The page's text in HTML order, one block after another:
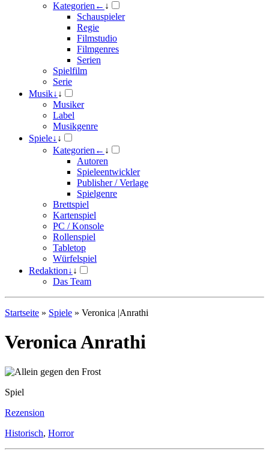
Kategorien ← ↓
Schauspieler
Regie
Filmstudio
Filmgenres
Serien
Spielfilm
Serie
Musik↓ ↓
Musiker
Label
Musikgenre
Spiele↓ ↓
Kategorien ← ↓
Autoren
Spieleentwickler
Publisher / Verlage
Spielgenre
Brettspiel
Kartenspiel
PC / Konsole
Rollenspiel
Tabletop
Würfelspiel
Redaktion↓ ↓
Das Team
Startseite » Spiele » Veronica |Anrathi
Veronica Anrathi
Spiel
Rezension
Historisch, Horror